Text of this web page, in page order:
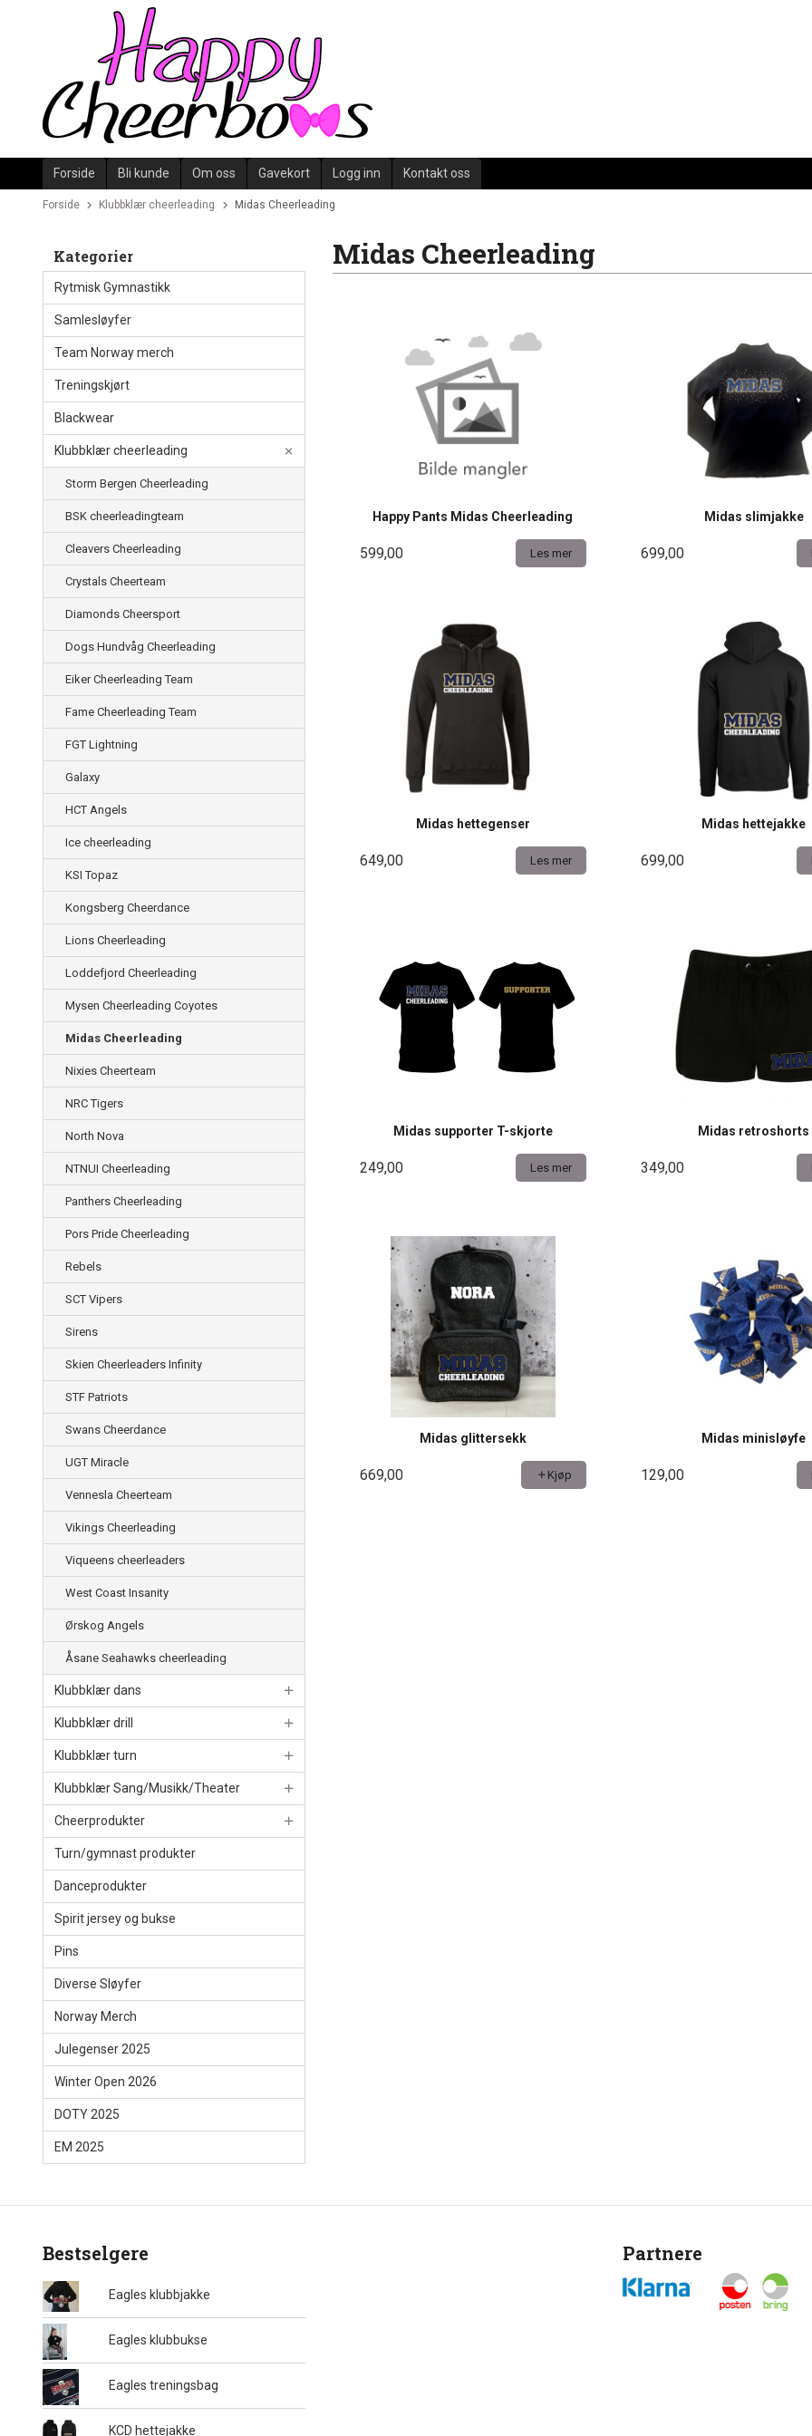
Forside Bli kunde Om oss Gavekort Logg inn Kontakt oss
Forside Klubbklær cheerleading Midas Cheerleading
Kategorier
Rytmisk Gymnastikk
Samlesløyfer
Team Norway merch
Treningskjørt
Blackwear
Klubbklær cheerleading
Storm Bergen Cheerleading
BSK cheerleadingteam
Cleavers Cheerleading
Crystals Cheerteam
Diamonds Cheersport
Dogs Hundvåg Cheerleading
Eiker Cheerleading Team
Fame Cheerleading Team
FGT Lightning
Galaxy
HCT Angels
Ice cheerleading
KSI Topaz
Kongsberg Cheerdance
Lions Cheerleading
Loddefjord Cheerleading
Mysen Cheerleading Coyotes
Midas Cheerleading
Nixies Cheerteam
NRC Tigers
North Nova
NTNUI Cheerleading
Panthers Cheerleading
Pors Pride Cheerleading
Rebels
SCT Vipers
Sirens
Skien Cheerleaders Infinity
STF Patriots
Swans Cheerdance
UGT Miracle
Vennesla Cheerteam
Vikings Cheerleading
Viqueens cheerleaders
West Coast Insanity
Ørskog Angels
Åsane Seahawks cheerleading
Klubbklær dans
Klubbklær drill
Klubbklær turn
Klubbklær Sang/Musikk/Theater
Cheerprodukter
Turn/gymnast produkter
Danceprodukter
Spirit jersey og bukse
Pins
Diverse Sløyfer
Norway Merch
Julegenser 2025
Winter Open 2026
DOTY 2025
EM 2025
Midas Cheerleading
Happy Pants Midas Cheerleading
599,00 Les mer
Midas slimjakke
699,00
Midas hettegenser
649,00 Les mer
Midas hettejakke
699,00
Midas supporter T-skjorte
249,00 Les mer
Midas retroshorts
349,00
Midas glittersekk
669,00 Kjøp
Midas minisløyfe
129,00
Bestselgere
Eagles klubbjakke
Eagles klubbukse
Eagles treningsbag
KCD hettejakke
Partnere